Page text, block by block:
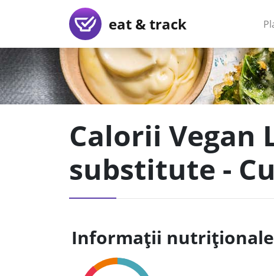
eat & track
Calorii Vegan
substitute -
Informații nutriționale